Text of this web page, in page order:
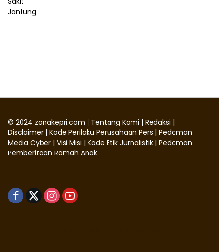
© 2024 zonakepri.com | Tentang Kami | Redaksi |
Disclaimer | Kode Perilaku Perusahaan Pers | Pedoman
Media Cyber | Visi Misi | Kode Etik Jurnalistik | Pedoman
Pemberitaan Ramah Anak